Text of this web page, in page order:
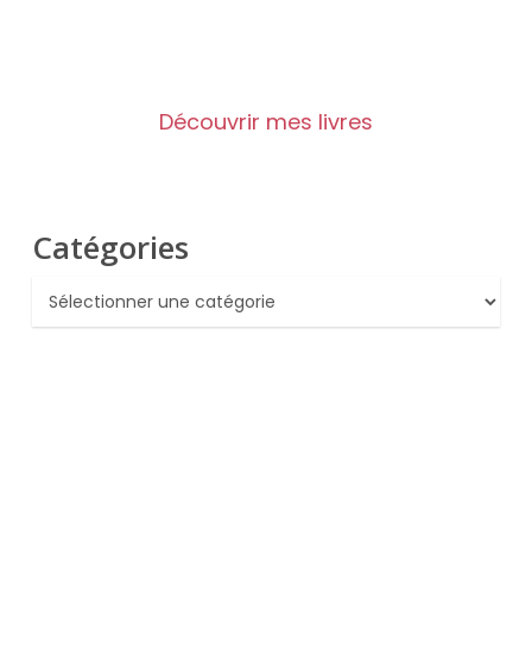
Découvrir mes livres
Catégories
Catégories